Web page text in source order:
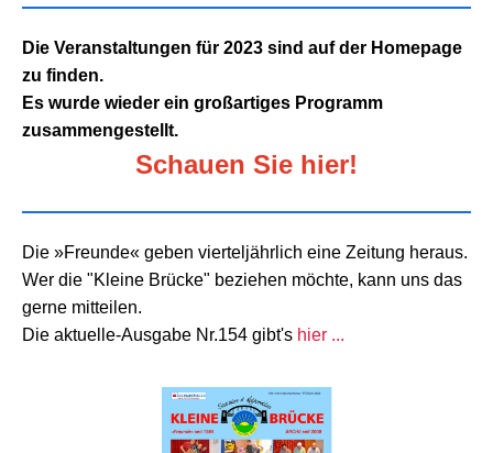
Die Veranstaltungen für 2023 sind auf der Homepage
zu finden.
Es wurde wieder ein großartiges Programm
zusammengestellt.
Schauen Sie hier!
Die »Freunde« geben vierteljährlich eine Zeitung heraus.
Wer die "Kleine Brücke" beziehen möchte, kann uns das
gerne mitteilen.
Die aktuelle-Ausgabe Nr.154 gibt's hier ...